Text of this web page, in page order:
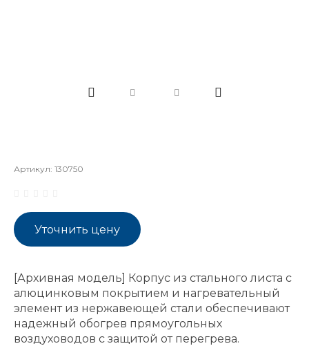
Артикул: 130750
Уточнить цену
[Архивная модель] Корпус из стального листа с
алюцинковым покрытием и нагревательный
элемент из нержавеющей стали обеспечивают
надежный обогрев прямоугольных
воздуховодов с защитой от перегрева.